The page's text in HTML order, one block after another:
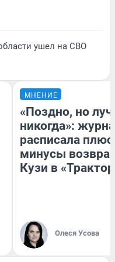
ушел на СВО
МНЕНИЕ
«Поздно, но
никогда»:
расписала
минусы
Кузи в
Олеся Усова